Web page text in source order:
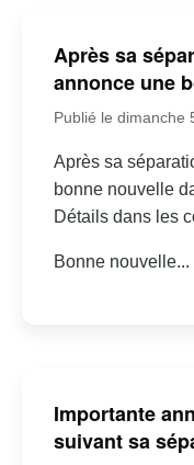
Après sa
annonce une
Publié le dimanche
Après sa
bonne nouvelle
Détails dans les
Bonne
Importante
suivant sa